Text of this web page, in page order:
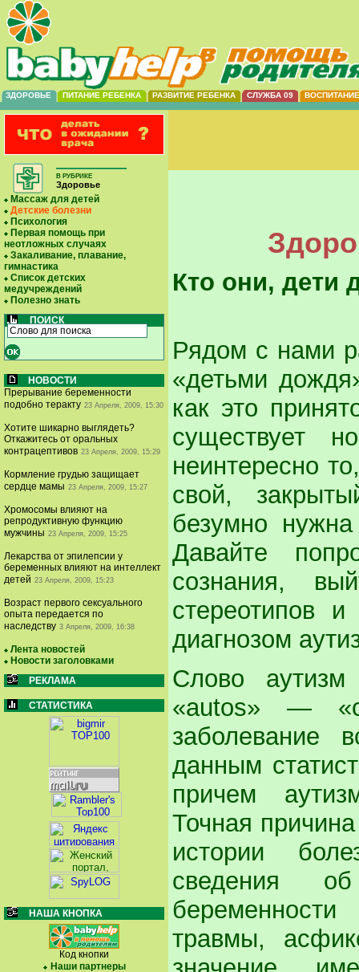
ЗДОРОВЬЕ ПИТАНИЕ РЕБЕНКА РАЗВИТИЕ РЕБЕНКА СЛУЖБА 09 ВОСПИТАНИЕ
В РУБРИКЕ
Здоровье
Массаж для детей
Детские болезни
Психология
Первая помощь при
неотложных случаях
Закаливание, плавание,
гимнастика
Список детских
медучреждений
Полезно знать
ПОИСК
НОВОСТИ
Прерывание беременности
подобно теракту 23 Апреля, 2009, 15:30
Хотите шикарно выглядеть?
Откажитесь от оральных
контрацептивов 23 Апреля, 2009, 15:29
Кормление грудью защищает
сердце мамы 23 Апреля, 2009, 15:27
Хромосомы влияют на
репродуктивную функцию
мужчины 23 Апреля, 2009, 15:25
Лекарства от эпилепсии у
беременных влияют на интеллект
детей 23 Апреля, 2009, 15:23
Возраст первого сексуального
опыта передается по
наследству 3 Апреля, 2009, 16:38
Лента новостей
Новости заголовками
РЕКЛАМА
СТАТИСТИКА
НАША КНОПКА
Код кнопки
Наши партнеры
Кто они, дети
Рядом с нами
«детьми
как это
существует
неинтересно
свой,
безумно
Давайте
сознания,
стереотипов
диагнозом
Слово аутизм
«autos» —
заболевание
данным
причем
Точная
истории
сведения
травмы,